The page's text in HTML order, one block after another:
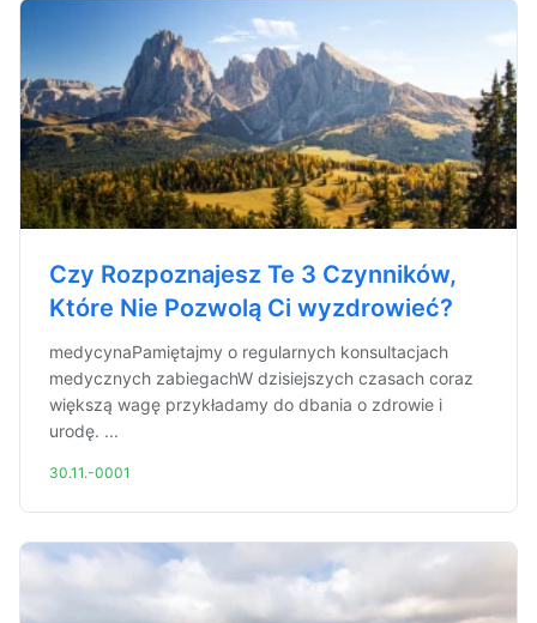
Czy Rozpoznajesz Te 3 Czynników,
Które Nie Pozwolą Ci wyzdrowieć?
medycynaPamiętajmy o regularnych konsultacjach
medycznych zabiegachW dzisiejszych czasach coraz
większą wagę przykładamy do dbania o zdrowie i
urodę. ...
30.11.-0001